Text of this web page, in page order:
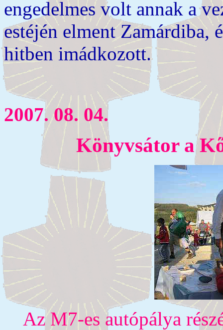
engedelmes volt annak a
estéjén elment Zamárdiba,
hitben imádkozott.
2007. 08. 04.
Könyvsátor a
Az M7-es autópálya